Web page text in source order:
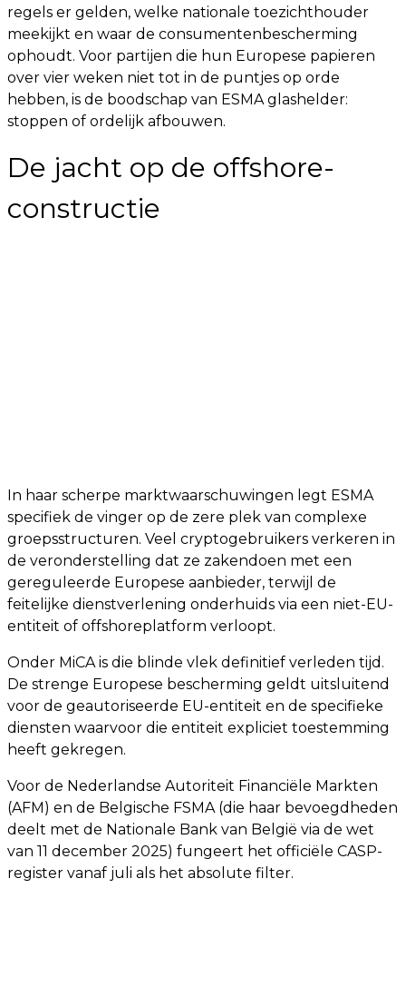
regels er gelden, welke nationale toezichthouder
meekijkt en waar de consumentenbescherming
ophoudt. Voor partijen die hun Europese papieren
over vier weken niet tot in de puntjes op orde
hebben, is de boodschap van ESMA glashelder:
stoppen of ordelijk afbouwen.
De jacht op de offshore-
constructie
In haar scherpe marktwaarschuwingen legt ESMA
specifiek de vinger op de zere plek van complexe
groepsstructuren. Veel cryptogebruikers verkeren in
de veronderstelling dat ze zakendoen met een
gereguleerde Europese aanbieder, terwijl de
feitelijke dienstverlening onderhuids via een niet-EU-
entiteit of offshoreplatform verloopt.
Onder MiCA is die blinde vlek definitief verleden tijd.
De strenge Europese bescherming geldt uitsluitend
voor de geautoriseerde EU-entiteit en de specifieke
diensten waarvoor die entiteit expliciet toestemming
heeft gekregen.
Voor de Nederlandse Autoriteit Financiële Markten
(AFM) en de Belgische FSMA (die haar bevoegdheden
deelt met de Nationale Bank van België via de wet
van 11 december 2025) fungeert het officiële CASP-
register vanaf juli als het absolute filter.